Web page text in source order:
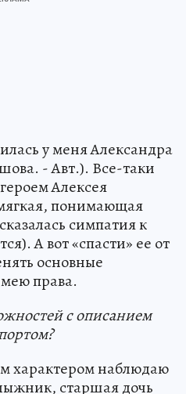
у меня Александра
- Авт.). Все-таки
Алексея
понимающая
симпатия к
А вот «спасти» ее от
основные
права.
с описанием
характером наблюдаю
старшая дочь